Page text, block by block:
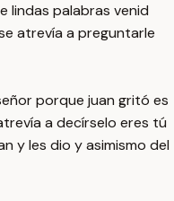
lindas palabras venid
atrevía a preguntarle
porque juan gritó es
a decírselo eres tú
y les dio y asimismo del